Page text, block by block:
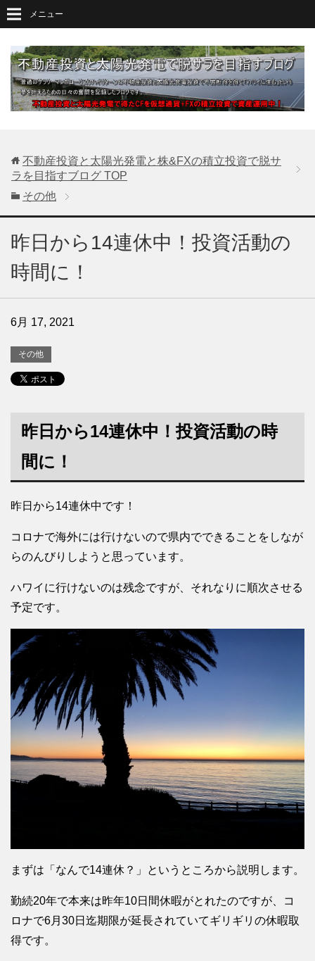
メニュー
不動産投資と太陽光発電と株&FXの積立投資で脱サ
ラを目指すブログ TOP
その他
昨日から14連休中！投資活動の
時間に！
6月 17, 2021
その他
昨日から14連休中！投資活動の時
間に！
昨日から14連休中です！
コロナで海外には行けないので県内でできることをしなが
らのんびりしようと思っています。
ハワイに行けないのは残念ですが、それなりに順次させる
予定です。
まずは「なんで14連休？」というところから説明します。
勤続20年で本来は昨年10日間休暇がとれたのですが、コ
ロナで6月30日迄期限が延長されていてギリギリの休暇取
得です。